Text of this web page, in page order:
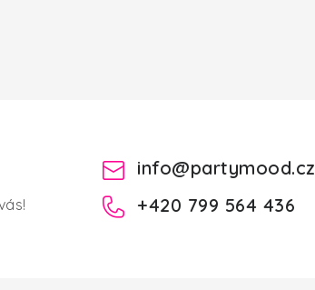
info@partymood.cz
+420 799 564 436